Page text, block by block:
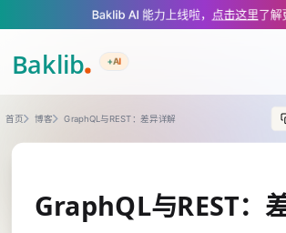
A Markdown version of this page is available at
Baklib AI 能力上线啦， 点击这里了解
+AI
首页 博客 GraphQL与REST：差异详解
GraphQL与REST：